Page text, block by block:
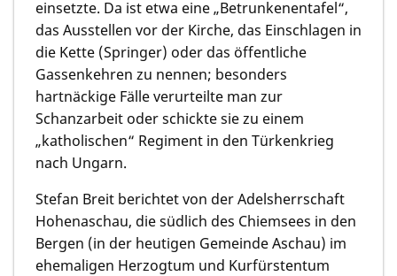
einsetzte. Da ist etwa eine „Betrunkenentafel“,
das Ausstellen vor der Kirche, das Einschlagen in
die Kette (Springer) oder das öffentliche
Gassenkehren zu nennen; besonders
hartnäckige Fälle verurteilte man zur
Schanzarbeit oder schickte sie zu einem
„katholischen“ Regiment in den Türkenkrieg
nach Ungarn.
Stefan Breit berichtet von der Adelsherrschaft
Hohenaschau, die südlich des Chiemsees in den
Bergen (in der heutigen Gemeinde Aschau) im
ehemaligen Herzogtum und Kurfürstentum